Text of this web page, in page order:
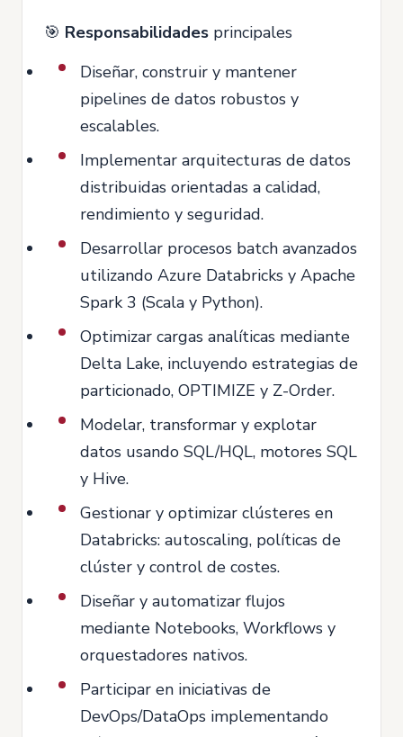
🎯 Responsabilidades principales
Diseñar, construir y mantener
pipelines de datos robustos y
escalables.
Implementar arquitecturas de datos
distribuidas orientadas a calidad,
rendimiento y seguridad.
Desarrollar procesos batch avanzados
utilizando Azure Databricks y Apache
Spark 3 (Scala y Python).
Optimizar cargas analíticas mediante
Delta Lake, incluyendo estrategias de
particionado, OPTIMIZE y Z-Order.
Modelar, transformar y explotar
datos usando SQL/HQL, motores SQL
y Hive.
Gestionar y optimizar clústeres en
Databricks: autoscaling, políticas de
clúster y control de costes.
Diseñar y automatizar flujos
mediante Notebooks, Workflows y
orquestadores nativos.
Participar en iniciativas de
DevOps/DataOps implementando